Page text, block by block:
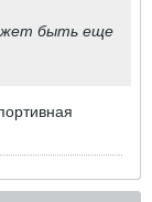
быть еще